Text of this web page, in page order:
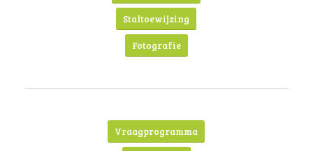
Staltoewijzing
Fotografie
Vraagprogramma